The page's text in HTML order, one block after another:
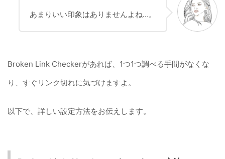
あまりいい印象はありませんよね…。
Broken Link Checkerがあれば、1つ1つ調べる手間がなくな
り、すぐリンク切れに気づけますよ。
以下で、詳しい設定方法をお伝えします。